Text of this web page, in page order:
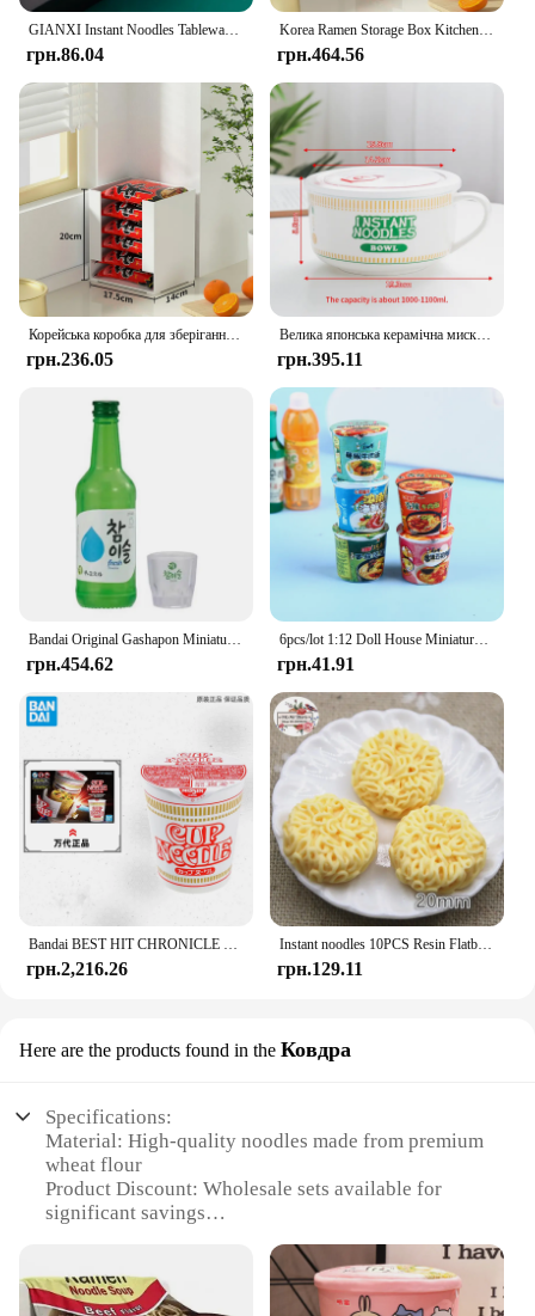
GIANXI Instant Noodles Tableware Set With Cutlery Box Stainless Steel Chopsticks Spoon Fork Set Kitchen Dinnerware Flatware
грн.86.04
Korea Ramen Storage Box Kitchen Instant Noodle Cup Tissue Storage Bins Facial Mask Storage Box Multi-function Tabletop Organizer
грн.464.56
грн.236.05
Велика японська керамічна миска для локшини швидкого приготування з мискою для рису з ручкою для домашнього гуртожитку Bento Box Миска для супу та паличок для їжі
грн.395.11
грн.454.62
6pcs/lot 1:12 Doll House Miniature Mini Instant Noodles Kitchen Food Accessories For Doll House Kids Play Toys Gift
грн.41.91
грн.2,216.26
Instant noodles 10PCS Resin Flatback Cabochon Miniature Food Art Supply Decoration Charm DIY craft
грн.129.11
Here are the products found in the Ковдра
Specifications:
Material: High-quality noodles made from premium
wheat flour
Product Discount: Wholesale sets available for
significant savings
Design and Style: Kovdra's iconic packaging with a
modern twist